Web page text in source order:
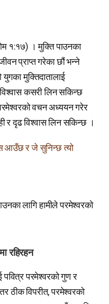
१:१७) । मुक्ति पाउनका
प्राप्त गरेका छौं भन्ने
युगका मुक्तिदातालाई
विश्वास कसरी लिन सकिन्छ
वचन अध्ययन गरेर
र दृढ विश्वास लिन सकिन्छ ।
आउँछ र जे सुनिन्छ त्यो
लागि हामीले परमेश्वरको
रहिरहन
पवित्र परमेश्वरको गुण र
ठीक विपरीत, परमेश्वरको